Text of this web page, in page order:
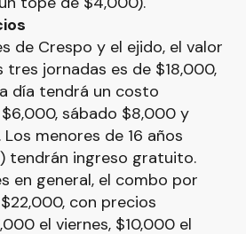
de Crespo y el ejido, el valor
jornadas es de $18,000,
día tendrá un costo
sábado $8,000 y
menores de 16 años
tendrán ingreso gratuito.
en general, el combo por
con precios
el viernes, $10,000 el